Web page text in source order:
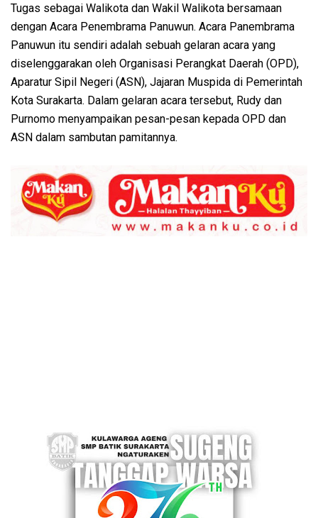
Tugas sebagai Walikota dan Wakil Walikota bersamaan
dengan Acara Penembrama Panuwun. Acara Panembrama
Panuwun itu sendiri adalah sebuah gelaran acara yang
diselenggarakan oleh Organisasi Perangkat Daerah (OPD),
Aparatur Sipil Negeri (ASN), Jajaran Muspida di Pemerintah
Kota Surakarta. Dalam gelaran acara tersebut, Rudy dan
Purnomo menyampaikan pesan-pesan kepada OPD dan
ASN dalam sambutan pamitannya.